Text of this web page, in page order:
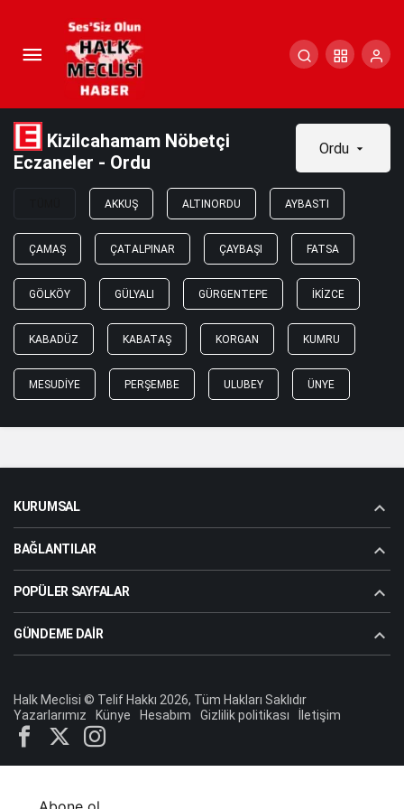
Kizilcahamam Nöbetçi
Eczaneler - Ordu
Ordu
AKKUŞ ALTINORDU AYBASTI
ÇAMAŞ ÇATALPINAR ÇAYBAŞI FATSA
GÖLKÖY GÜLYALI GÜRGENTEPE İKIZCE
KABADÜZ KABATAŞ KORGAN KUMRU
MESUDIYE PERŞEMBE ULUBEY ÜNYE
KURUMSAL
BAĞLANTILAR
POPÜLER SAYFALAR
GÜNDEME DAIR
Halk Meclisi © Telif Hakkı 2026, Tüm Hakları Saklıdır
Yazarlarımız
Künye Hesabım Gizlilik politikası İletişim